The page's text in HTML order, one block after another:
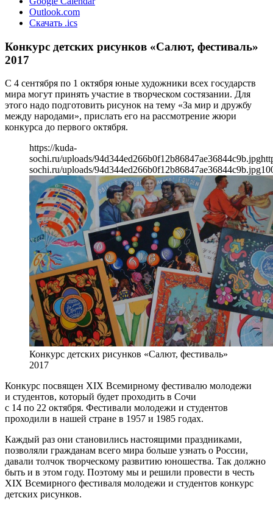
Outlook.com
Скачать .ics
Конкурс детских рисунков «Салют, фестиваль»
2017
С 4 сентября по 1 октября юные художники всех государств
мира могут принять участие в творческом состязании. Для
этого надо подготовить рисунок на тему «За мир и дружбу
между народами», прислать его на рассмотрение жюри
конкурса до первого октября.
https://kuda-
sochi.ru/uploads/94d344ed266b0f12b86847ae36844c9b.jpg
sochi.ru/uploads/94d344ed266b0f12b86847ae36844c9b.jpg
Конкурс детских рисунков «Салют, фестиваль»
2017
Конкурс посвящен XIX Всемирному фестивалю молодежи
и студентов, который будет проходить в Сочи
с 14 по 22 октября. Фестивали молодежи и студентов
проходили в нашей стране в 1957 и 1985 годах.
Каждый раз они становились настоящими праздниками,
позволяли гражданам всего мира больше узнать о России,
давали толчок творческому развитию юношества. Так должно
быть и в этом году. Поэтому мы и решили провести в честь
XIX Всемирного фестиваля молодежи и студентов конкурс
детских рисунков.